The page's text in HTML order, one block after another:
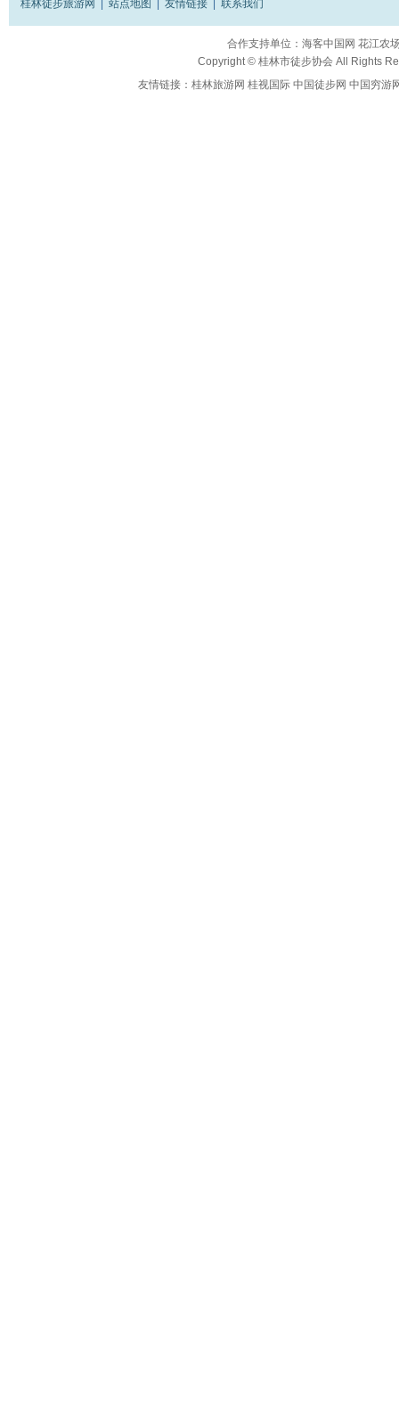
桂林徒步旅游网 站点地图 友情链接 联系我们
合作支持单位： 海客中国网 花江农
Copyright © 桂林市徒步协会All Rights
友情链接： 桂林旅游网 桂视国际 中国徒步网 中国穷游